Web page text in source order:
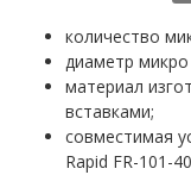
количество
диаметр
материал
вставками;
совместимая
Rapid FR-101-